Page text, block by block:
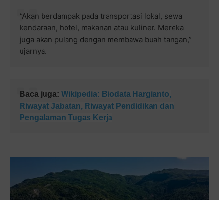
“Akan berdampak pada transportasi lokal, sewa
kendaraan, hotel, makanan atau kuliner. Mereka
juga akan pulang dengan membawa buah tangan,”
ujarnya.
Baca juga: Wikipedia: Biodata Hargianto,
Riwayat Jabatan, Riwayat Pendidikan dan
Pengalaman Tugas Kerja